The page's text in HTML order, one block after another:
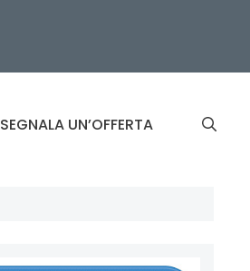
SEGNALA UN’OFFERTA